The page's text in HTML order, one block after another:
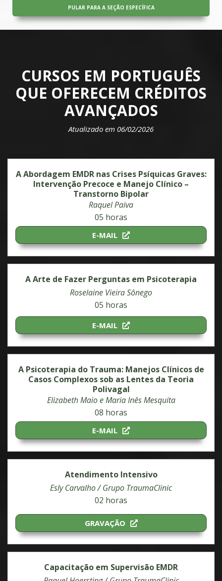
PULAR PARA A SEÇÃO ESPECÍFICA
CURSOS EM PORTUGUÊS
QUE OFERECEM CRÉDITOS
AVANÇADOS
Atualizado em 06/02/2026
A Abordagem EMDR nas Crises Psíquicas Graves:
Intervenção Precoce e Manejo Clínico –
Transtorno Bipolar
Raquel Paiva
05 horas
E-MAIL
A Arte de Fazer Perguntas em Psicoterapia
Roselaine Vieira Sônego
05 horas
E-MAIL
A Psicoterapia do Trauma: Manejos Clínicos de
Casos Complexos sob as Lentes da Teoria
Polivagal
Elizabeth Maio e Maria Inês Mesquita
08 horas
E-MAIL
Atendimento Intensivo
Esly Carvalho / Grupo TraumaClinic
02 horas
GRAVAÇÃO
Capacitação em Supervisão EMDR